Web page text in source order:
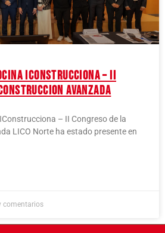
IConstrucciona – II
Avanzada
– II Congreso de la
LICO Norte ha estado presente en
comentarios